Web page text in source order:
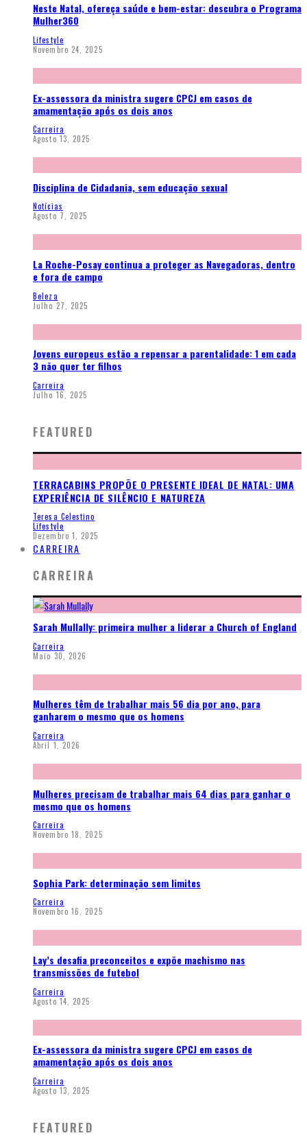
Neste Natal, ofereça saúde e bem-estar: descubra o Programa
Mulher360
Lifestyle
Novembro 24, 2025
Ex-assessora da ministra sugere CPCJ em casos de
amamentação após os dois anos
Carreira
Agosto 13, 2025
Disciplina de Cidadania, sem educação sexual
Notícias
Agosto 7, 2025
La Roche-Posay continua a proteger as Navegadoras, dentro
e fora de campo
Beleza
Julho 27, 2025
Jovens europeus estão a repensar a parentalidade: 1 em cada
3 não quer ter filhos
Carreira
Julho 16, 2025
FEATURED
TERRACABINS PROPÕE O PRESENTE IDEAL DE NATAL: UMA
EXPERIÊNCIA DE SILÊNCIO E NATUREZA
Teresa Celestino
Lifestyle
Dezembro 1, 2025
CARREIRA
CARREIRA
Sarah Mullally: primeira mulher a liderar a Church of England
Carreira
Maio 30, 2026
Mulheres têm de trabalhar mais 56 dia por ano, para
ganharem o mesmo que os homens
Carreira
Abril 1, 2026
Mulheres precisam de trabalhar mais 64 dias para ganhar o
mesmo que os homens
Carreira
Novembro 18, 2025
Sophia Park: determinação sem limites
Carreira
Novembro 16, 2025
Lay’s desafia preconceitos e expõe machismo nas
transmissões de futebol
Carreira
Agosto 14, 2025
Ex-assessora da ministra sugere CPCJ em casos de
amamentação após os dois anos
Carreira
Agosto 13, 2025
FEATURED